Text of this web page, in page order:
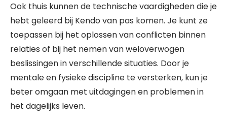
Ook thuis kunnen de technische vaardigheden die je
hebt geleerd bij Kendo van pas komen. Je kunt ze
toepassen bij het oplossen van conflicten binnen
relaties of bij het nemen van weloverwogen
beslissingen in verschillende situaties. Door je
mentale en fysieke discipline te versterken, kun je
beter omgaan met uitdagingen en problemen in
het dagelijks leven.